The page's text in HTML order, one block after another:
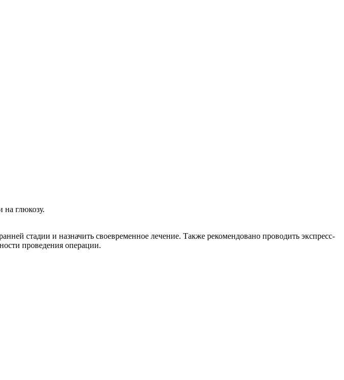
на глюкозу.
стадии и назначить своевременное лечение. Также рекомендовано проводить экспресс-
проведения операции.